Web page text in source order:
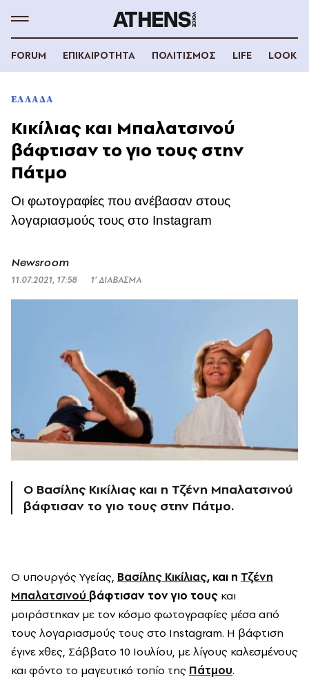
FORUM ΕΠΙΚΑΙΡΟΤΗΤΑ ΠΟΛΙΤΙΣΜΟΣ LIFE LOOK
ΕΛΛΑΔΑ
Κικίλιας και Μπαλατσινού
βάφτισαν το γιο τους στην
Πάτμο
Οι φωτογραφίες που ανέβασαν στους
λογαριασμούς τους στο Instagram
Newsroom
11.07.2021, 17:58 1’ ΔΙΑΒΑΣΜΑ
O Βασίλης Κικίλιας και η Τζένη Μπαλατσινού
βάφτισαν το γιο τους στην Πάτμο.
Ο υπουργός Υγείας, Βασίλης Κικίλιας, και η Τζένη
Μπαλατσινού βάφτισαν τον γιο τους και
μοιράστηκαν με τον κόσμο φωτογραφίες μέσα από
τους λογαριασμούς τους στο Instagram. Η βάφτιση
έγινε χθες, Σάββατο 10 Ιουλίου, με λίγους καλεσμένους
και φόντο το μαγευτικό τοπίο της Πάτμου.